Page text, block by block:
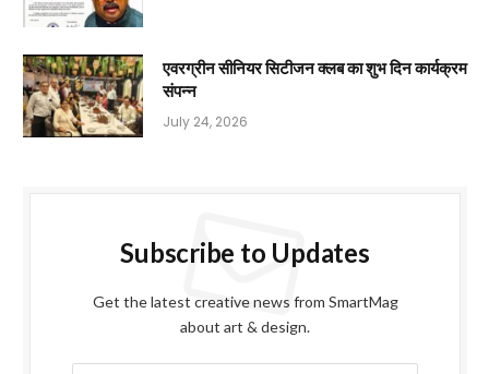
एवरग्रीन सीनियर सिटीजन क्लब का शुभ दिन कार्यक्रम
संपन्न
July 24, 2026
Subscribe to Updates
Get the latest creative news from SmartMag
about art & design.